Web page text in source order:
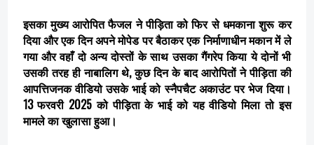
इसका मुख्य आरोपित फैजल ने पीड़िता को फिर से धमकाना शुरू कर
दिया और एक दिन अपने मोपेड पर बैठाकर एक निर्माणाधीन मकान में ले
गया और वहाँ दो अन्य दोस्तों के साथ उसका गैंगरेप किया ये दोनों भी
उसकी तरह ही नाबालिग थे, कुछ दिन के बाद आरोपितों ने पीड़िता की
आपत्तिजनक वीडियो उसके भाई को स्नैपचैट अकाउंट पर भेज दिया।
13 फरवरी 2025 को पीड़िता के भाई को यह वीडियो मिला तो इस
मामले का खुलासा हुआ।